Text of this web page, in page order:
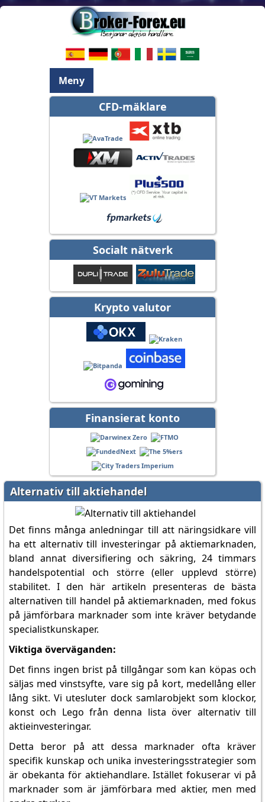
Meny
CFD-mäklare
Socialt nätverk
Krypto valutor
Finansierat konto
Alternativ till aktiehandel
Det finns många anledningar till att näringsidkare vill
ha ett alternativ till investeringar på aktiemarknaden,
bland annat diversifiering och säkring, 24 timmars
handelspotential och större (eller upplevd större)
stabilitet. I den här artikeln presenteras de bästa
alternativen till handel på aktiemarknaden, med fokus
på jämförbara marknader som inte kräver betydande
specialistkunskaper.
Viktiga överväganden:
Det finns ingen brist på tillgångar som kan köpas och
säljas med vinstsyfte, vare sig på kort, medellång eller
lång sikt. Vi utesluter dock samlarobjekt som klockor,
konst och Lego från denna lista över alternativ till
aktieinvesteringar.
Detta beror på att dessa marknader ofta kräver
specifik kunskap och unika investeringsstrategier som
är obekanta för aktiehandlare. Istället fokuserar vi på
marknader som är jämförbara med aktier, men med